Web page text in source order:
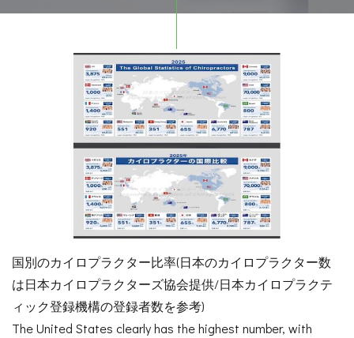
国別のカイロプラクター比率(日本のカイロプラクター数
は日本カイロプラクターズ協会提供/日本カイロプラクテ
ィック登録機構の登録者数を参考)
The United States clearly has the highest number, with